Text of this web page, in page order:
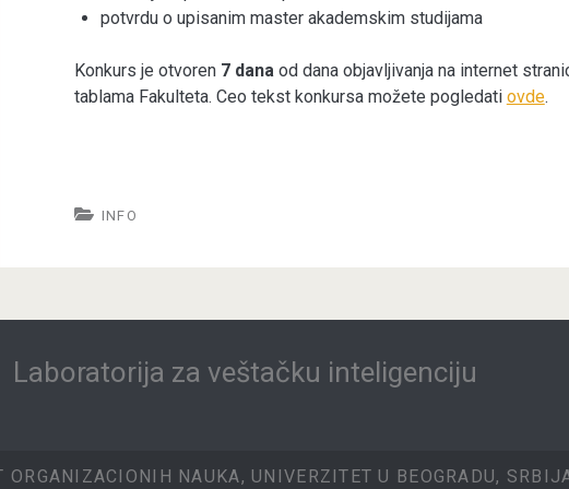
potvrdu o upisanim master akademskim studijama
Konkurs je otvoren 7 danaod dana objavljivanja na internet
tablama Fakulteta. Ceo tekst konkursa možete pogledati ovde.
INFO
Laboratorija za veštačku inteligenciju
ORGANIZACIONIH NAUKA, UNIVERZITET U BEOGRADU,